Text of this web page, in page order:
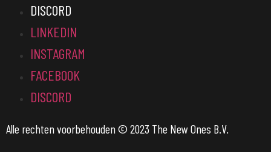
DISCORD
LINKEDIN
INSTAGRAM
FACEBOOK
DISCORD
Alle rechten voorbehouden © 2023 The New Ones B.V.